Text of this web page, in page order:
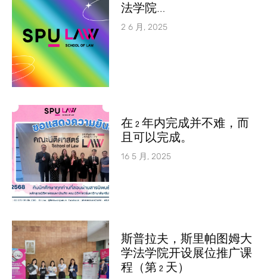
法学院…
2 6 月, 2025
在 2 年内完成并不难，而
且可以完成。
16 5 月, 2025
斯普拉夫，斯里帕图姆大
学法学院开设展位推广课
程（第 2 天）